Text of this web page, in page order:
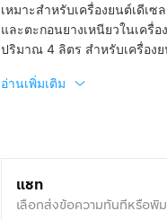
เหมาะสำหรับเครื่องยนต์เดีเ
และตะกอนยางเหนียวในเครื่
ปริมาณ 4 ลิตร สำหรับเครื่อง
อ่านเพิ่มเติม
แชท
เลือกส่งข้อความทันทีหรือพิ